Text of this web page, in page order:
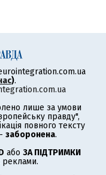
).
лише за умови
правду",
повного тексту
заборонена.
або ЗА ПІДТРИМКИ
реклами.